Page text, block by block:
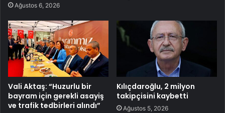
Ağustos 6, 2026
Vali Aktaş: “Huzurlu bir
bayram için gerekli asayiş
ve trafik tedbirleri alındı”
Kılıçdaroğlu, 2 milyon
takipçisini kaybetti
Ağustos 5, 2026